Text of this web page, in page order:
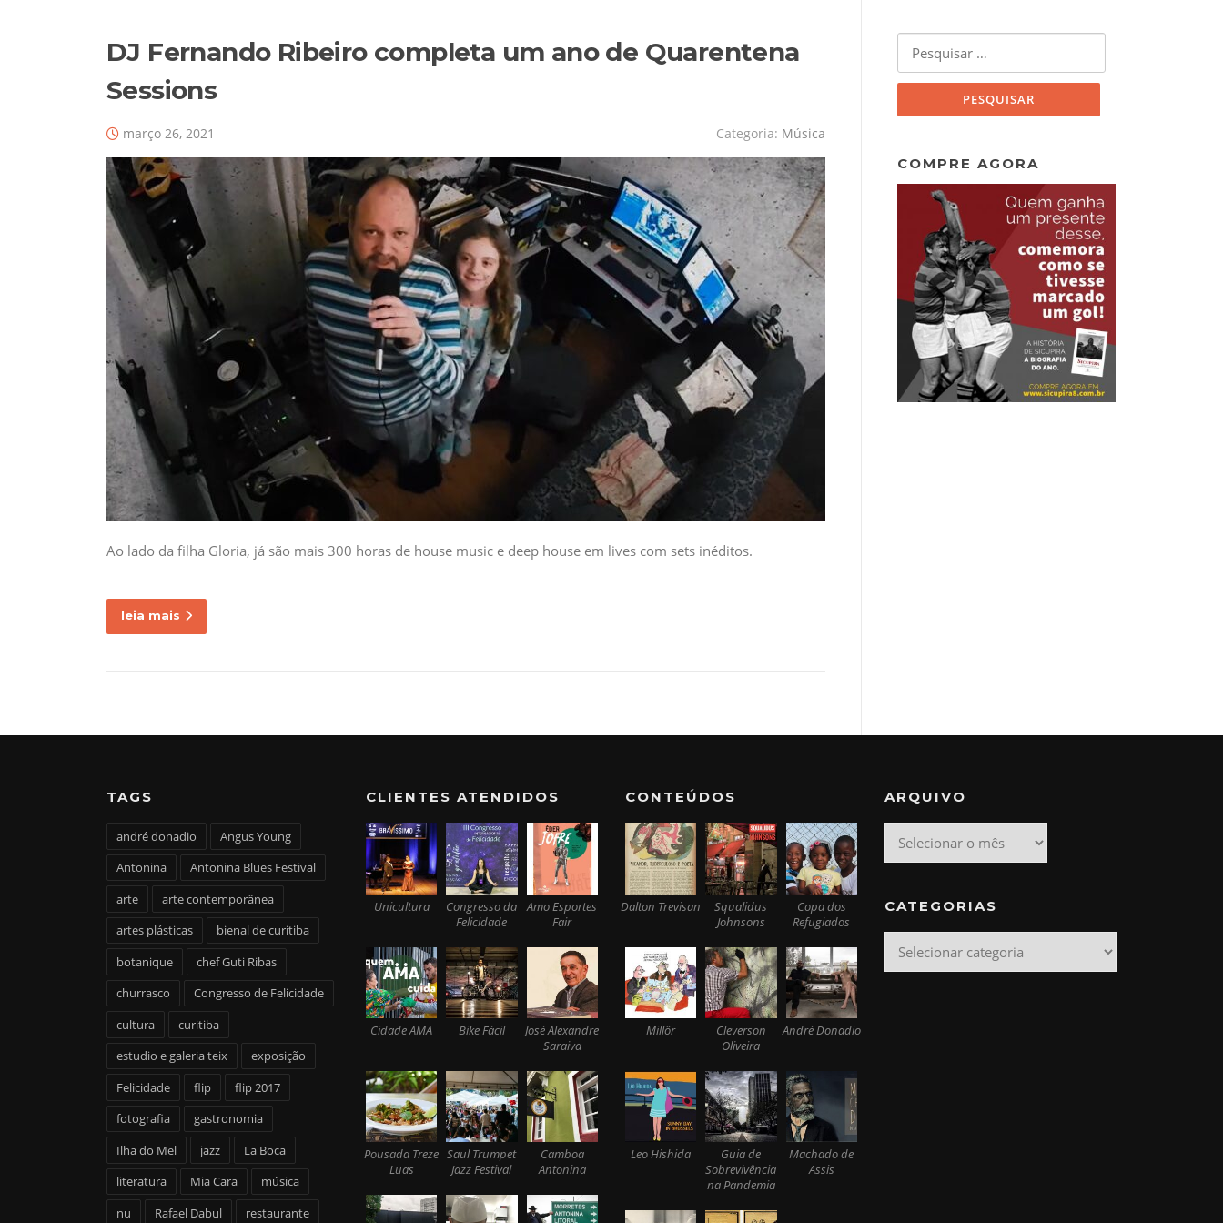
DJ Fernando Ribeiro completa um ano de Quarentena
Sessions
março 26, 2021 Categoria: Música
Ao lado da filha Gloria, já são mais 300 horas de house music e deep house em lives com sets inéditos.
leia mais
COMPRE AGORA
TAGS
andré donadio
Angus Young
Antonina
Antonina Blues Festival
arte
arte contemporânea
artes plásticas
bienal de curitiba
botanique
chef Guti Ribas
churrasco
Congresso de Felicidade
cultura
curitiba
estudio e galeria teix
exposição
Felicidade
flip
flip 2017
fotografia
gastronomia
Ilha do Mel
jazz
La Boca
literatura
Mia Cara
música
nu
Rafael Dabul restaurante
CLIENTES ATENDIDOS
Unicultura
Congresso da
Felicidade
Amo Esportes
Fair
Cidade AMA Bike Fácil
José Alexandre
Saraiva
Pousada Treze
Luas
Saul Trumpet
Jazz Festival
Camboa
Antonina
CONTEÚDOS
Dalton Trevisan
Squalidus
Johnsons
Copa dos
Refugiados
Millôr
Cleverson
Oliveira
André Donadio
Leo Hishida
Guia de
Sobrevivência
na Pandemia
Machado de
Assis
ARQUIVO
CATEGORIAS